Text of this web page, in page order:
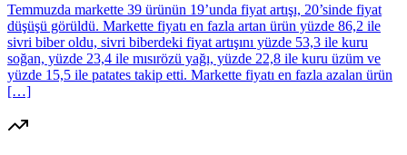
Temmuzda markette 39 ürünün 19’unda fiyat artışı, 20’sinde fiyat
düşüşü görüldü. Markette fiyatı en fazla artan ürün yüzde 86,2 ile
sivri biber oldu, sivri biberdeki fiyat artışını yüzde 53,3 ile kuru
soğan, yüzde 23,4 ile mısırözü yağı, yüzde 22,8 ile kuru üzüm ve
yüzde 15,5 ile patates takip etti. Markette fiyatı en fazla azalan ürün
[…]